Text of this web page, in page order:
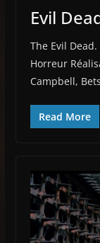
Evil
The Evil
Horreur
Campbell,
Read More